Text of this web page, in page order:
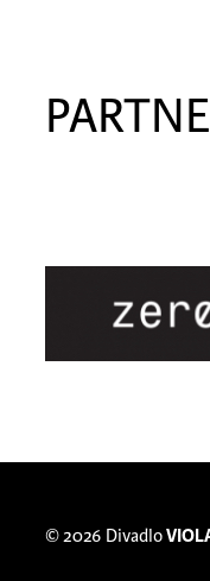
© 2026 Divadlo